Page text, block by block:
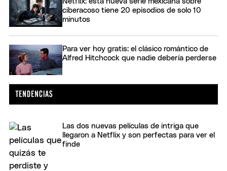
ciberacoso tiene 20 episodios de solo 10
minutos
Para ver hoy gratis: el clásico romántico de
Alfred Hitchcock que nadie debería perderse
Las dos nuevas películas de intriga que
llegaron a Netflix y son perfectas para ver el
finde